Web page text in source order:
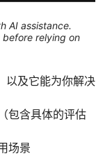
AI assistance.
relying on
以及它能为你解决
包含具体的评估
场景